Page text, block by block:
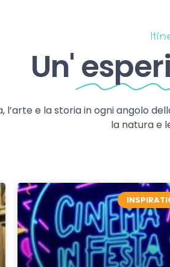
Un'
l’arte e la storia in ogni angolo
la natura e